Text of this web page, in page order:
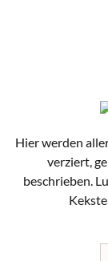
Hier werden
verziert,
beschrieben.